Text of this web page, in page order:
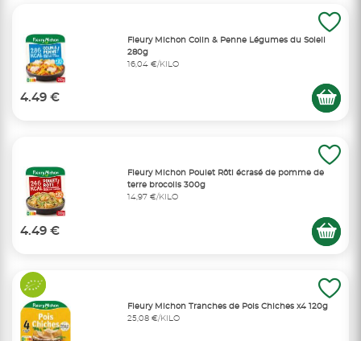
Fleury Michon Colin & Penne Légumes du Soleil
280g
16,04 €/KILO
4.49 €
Fleury Michon Poulet Rôti écrasé de pomme de
terre brocolis 300g
14,97 €/KILO
4.49 €
Fleury Michon Tranches de Pois Chiches x4 120g
25,08 €/KILO